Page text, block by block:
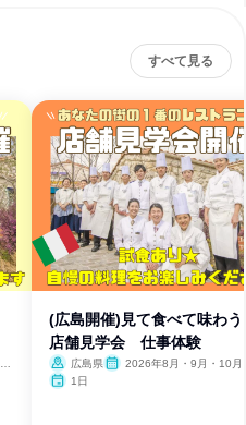
すべて見る
(広島開催)見て食べて味わ
店舗見学会 仕事体験
広島県
2026年8月・9月・10月
1日